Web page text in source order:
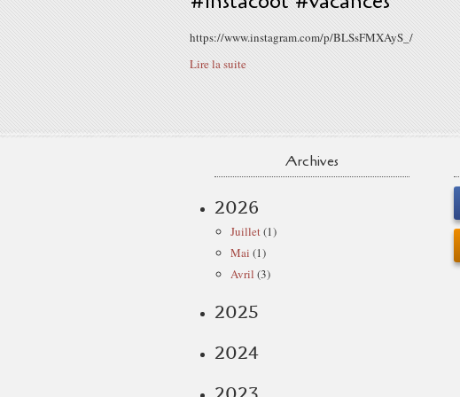
https://www.instagram.com/p/BLSsFMXAyS_/
Lire la suite
Archives
2026
Juillet(1)
Mai (1)
Avril (3)
2025
2024